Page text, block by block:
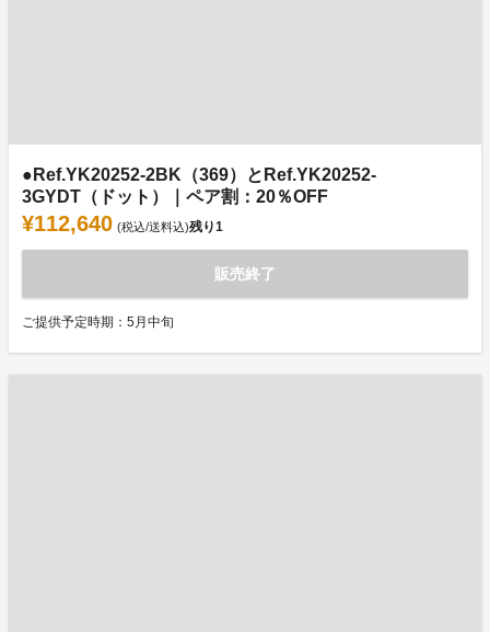
●Ref.YK20252-2BK（369）とRef.YK20252-
3GYDT（ドット）｜ペア割：20％OFF
¥112,640 (税込/送料込)残り1
販売終了
ご提供予定時期：5月中旬